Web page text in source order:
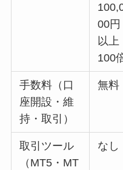
00円
以上
100
手数料（口
座開設・維
持・取引）
無料
取引ツール
（MT5・MT
なし